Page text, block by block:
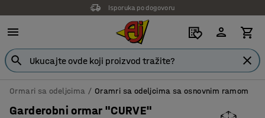
Isporuka po dogovoru
Ormari sa odeljcima Oramri sa odeljcima sa osnovnim ramom
Garderobni ormar "CURVE"